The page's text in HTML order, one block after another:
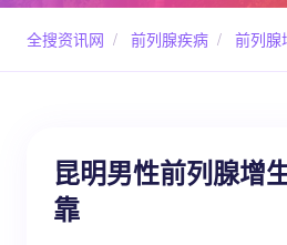
全搜资讯网 / 前列腺疾病 / 前列腺
昆明男性前列腺增
靠